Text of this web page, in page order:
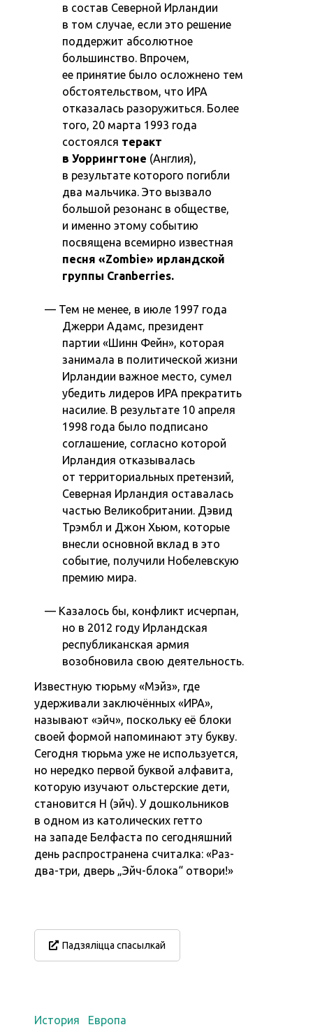
в состав Северной Ирландии
в том случае, если это решение
поддержит абсолютное
большинство. Впрочем,
ее принятие было осложнено тем
обстоятельством, что ИРА
отказалась разоружиться. Более
того, 20 марта 1993 года
состоялся теракт
в Уоррингтоне (Англия),
в результате которого погибли
два мальчика. Это вызвало
большой резонанс в обществе,
и именно этому событию
посвящена всемирно известная
песня «Zombie» ирландской
группы Cranberries.
Тем не менее, в июле 1997 года
Джерри Адамс, президент
партии «Шинн Фейн», которая
занимала в политической жизни
Ирландии важное место, сумел
убедить лидеров ИРА прекратить
насилие. В результате 10 апреля
1998 года было подписано
соглашение, согласно которой
Ирландия отказывалась
от территориальных претензий,
Северная Ирландия оставалась
частью Великобритании. Дэвид
Трэмбл и Джон Хьюм, которые
внесли основной вклад в это
событие, получили Нобелевскую
премию мира.
Казалось бы, конфликт исчерпан,
но в 2012 году Ирландская
республиканская армия
возобновила свою деятельность.
Известную тюрьму «Мэйз», где
удерживали заключённых «ИРА»,
называют «эйч», поскольку её блоки
своей формой напоминают эту букву.
Сегодня тюрьма уже не используется,
но нередко первой буквой алфавита,
которую изучают ольстерские дети,
становится H (эйч). У дошкольников
в одном из католических гетто
на западе Белфаста по сегодняшний
день распространена считалка: «Раз-
два-три, дверь „Эйч-блока“ отвори!»
Падзяліцца спасылкай
История Европа